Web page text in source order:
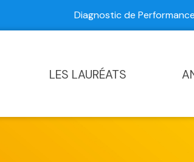
Diagnostic de
LES LAURÉATS